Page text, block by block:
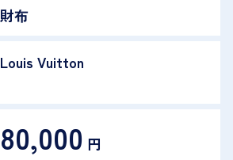
財布
Louis Vuitton
80,000 円